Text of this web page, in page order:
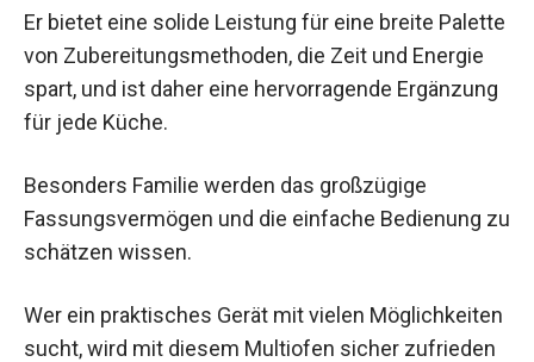
Er bietet eine solide Leistung für eine breite Palette
von Zubereitungsmethoden, die Zeit und Energie
spart, und ist daher eine hervorragende Ergänzung
für jede Küche.
Besonders Familie werden das großzügige
Fassungsvermögen und die einfache Bedienung zu
schätzen wissen.
Wer ein praktisches Gerät mit vielen Möglichkeiten
sucht, wird mit diesem Multiofen sicher zufrieden